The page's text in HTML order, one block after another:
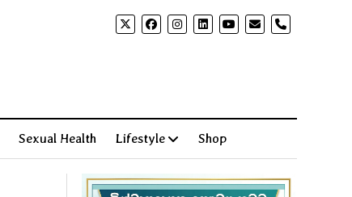
phone
Sexual Health Lifestyle Shop